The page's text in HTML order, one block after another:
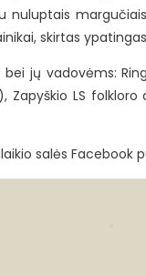
nuluptais
skirtas
jų vadovėms:
Zapyškio LS
salės Facebook